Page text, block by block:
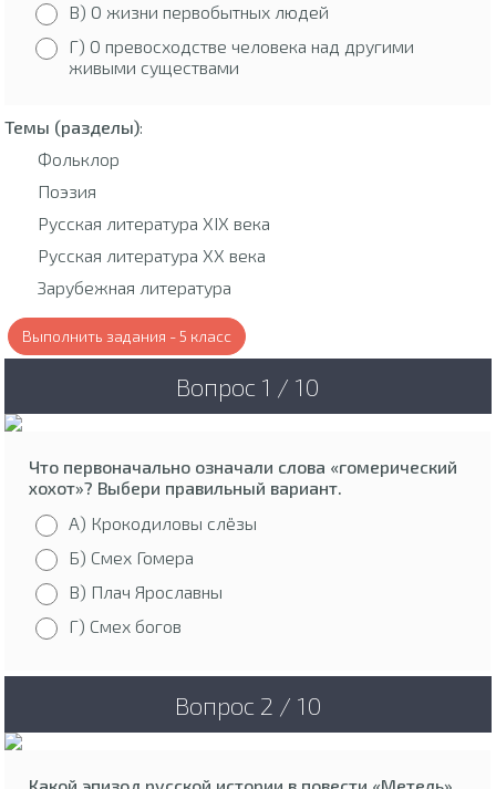
В) О жизни первобытных людей
Г) О превосходстве человека над другими
живыми существами
Темы (разделы):
Фольклор
Поэзия
Русская литература XIX века
Русская литература XX века
Зарубежная литература
Выполнить задания - 5 класс
Вопрос 1 / 10
Что первоначально означали слова «гомерический
хохот»? Выбери правильный вариант.
А) Крокодиловы слёзы
Б) Смех Гомера
В) Плач Ярославны
Г) Смех богов
Вопрос 2 / 10
Какой эпизод русской истории в повести «Метель»